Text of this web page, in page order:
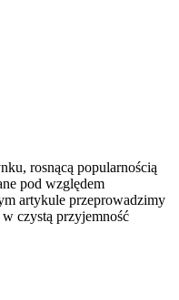
rosnącą popularnością
pod względem
artykule przeprowadzimy
czystą przyjemność